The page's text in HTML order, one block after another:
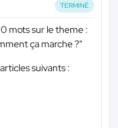
TERMINÉ
mots sur le theme :
ça marche ?"
suivants :